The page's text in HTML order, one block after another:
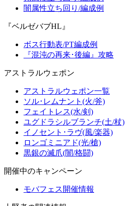
闇属性立ち回り/編成例
『ベルゼバブHL』
ボス行動表/PT編成例
『混沌の再来･後編』攻略
アストラルウェポン
アストラルウェポン一覧
ソル･レムナント(火/斧)
フェイトレス(水/剣)
ユグドラシルブランチ(土/杖)
イノセント･ラヴ(風/楽器)
ロンゴミニアド(光/槍)
黒銀の滅爪(闇/格闘)
開催中のキャンペーン
モバフェス開催情報